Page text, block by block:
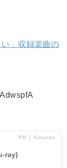
」収録楽曲の
PR │ Amazon
ray)